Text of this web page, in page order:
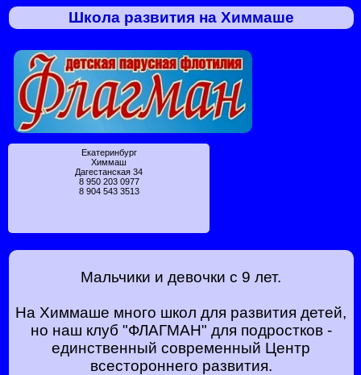
Школа развития на Химмаше
Екатеринбург
Химмаш
Дагестанская 34
8 950 203 0977
8 904 543 3513
Мальчики и девочки с 9 лет.
На Химмаше много школ для развития детей,
но наш клуб "ФЛАГМАН" для подростков -
единственный современный Центр
всестороннего развития.